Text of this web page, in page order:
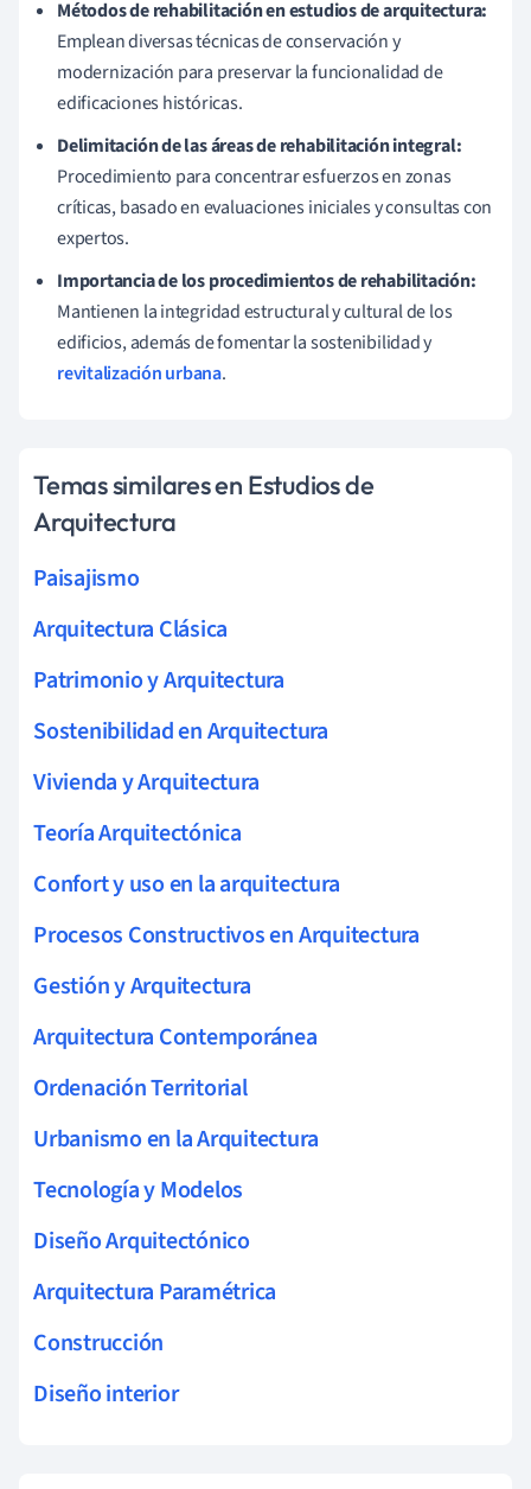
Métodos de rehabilitación en estudios de arquitectura:
Emplean diversas técnicas de conservación y
modernización para preservar la funcionalidad de
edificaciones históricas.
Delimitación de las áreas de rehabilitación integral:
Procedimiento para concentrar esfuerzos en zonas
críticas, basado en evaluaciones iniciales y consultas con
expertos.
Importancia de los procedimientos de rehabilitación:
Mantienen la integridad estructural y cultural de los
edificios, además de fomentar la sostenibilidad y
revitalización urbana.
Temas similares en Estudios de
Arquitectura
Paisajismo
Arquitectura Clásica
Patrimonio y Arquitectura
Sostenibilidad en Arquitectura
Vivienda y Arquitectura
Teoría Arquitectónica
Confort y uso en la arquitectura
Procesos Constructivos en Arquitectura
Gestión y Arquitectura
Arquitectura Contemporánea
Ordenación Territorial
Urbanismo en la Arquitectura
Tecnología y Modelos
Diseño Arquitectónico
Arquitectura Paramétrica
Construcción
Diseño interior